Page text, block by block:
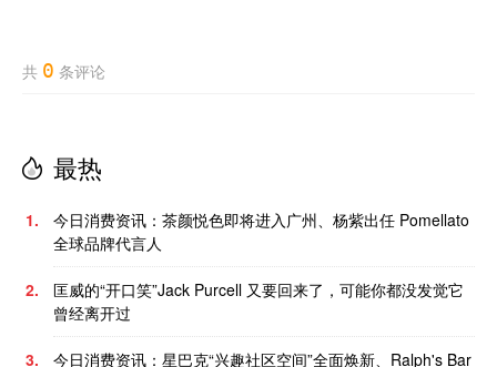
共 0 条评论
最热
1.
今日消费资讯：茶颜悦色即将进入广州、杨紫出任 Pomellato
全球品牌代言人
2.
匡威的“开口笑”Jack Purcell 又要回来了，可能你都没发觉它
曾经离开过
3.
今日消费资讯：星巴克“兴趣社区空间”全面焕新、Ralph's Bar